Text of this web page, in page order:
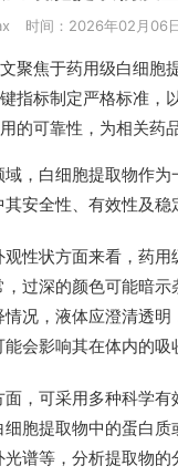
时间：2026年02月06
聚焦于药用级白细胞
指标制定严格标准，
的可靠性，为相关药
域，白细胞提取物作
其安全性、有效性及稳
观性状方面来看，药
，过深的颜色可能暗
情况，液体应澄清透
会影响其在体内的吸
面，可采用多种科学
细胞提取物中的蛋白
光谱等，分析提取物